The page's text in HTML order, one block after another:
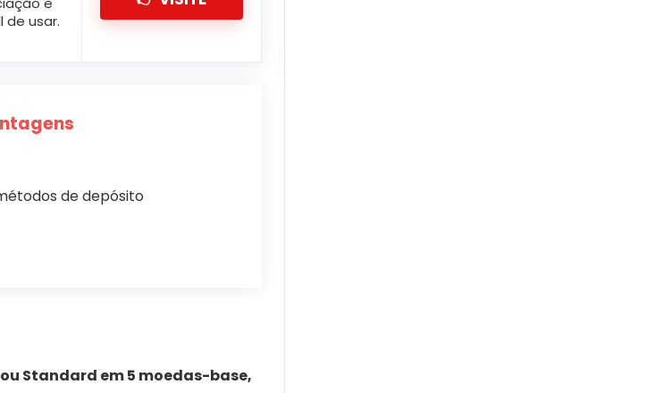
usar.
de depósito
Standard em 5 moedas-base,